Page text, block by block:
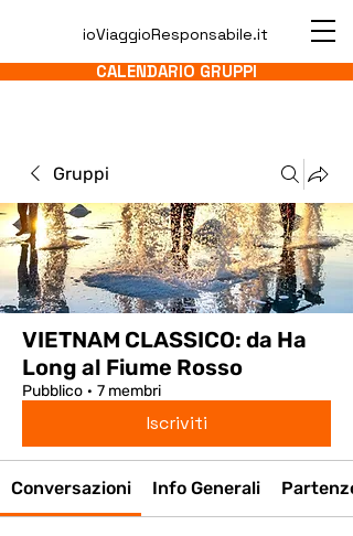
ioViaggioResponsabile.it
CALENDARIO GRUPPI
Gruppi
VIETNAM CLASSICO: da Ha
Long al Fiume Rosso
Pubblico · 7 membri
Iscriviti
Conversazioni Info Generali Partenze